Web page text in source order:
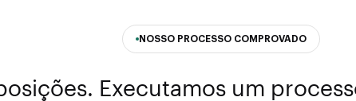
NOSSO PROCESSO COMPROVADO
Executamos um